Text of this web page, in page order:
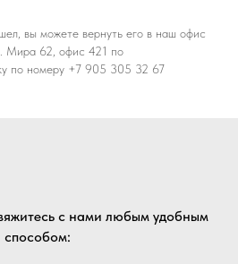
вы можете вернуть его в наш офис
Мира 62, офис 421 по
по номеру +7 905 305 32 67
с нами любым удобным
способом: